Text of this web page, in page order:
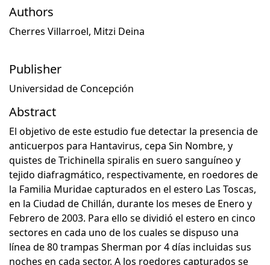
Authors
Cherres Villarroel, Mitzi Deina
Publisher
Universidad de Concepción
Abstract
El objetivo de este estudio fue detectar la presencia de
anticuerpos para Hantavirus, cepa Sin Nombre, y
quistes de Trichinella spiralis en suero sanguíneo y
tejido diafragmático, respectivamente, en roedores de
la Familia Muridae capturados en el estero Las Toscas,
en la Ciudad de Chillán, durante los meses de Enero y
Febrero de 2003. Para ello se dividió el estero en cinco
sectores en cada uno de los cuales se dispuso una
línea de 80 trampas Sherman por 4 días incluidas sus
noches en cada sector. A los roedores capturados se